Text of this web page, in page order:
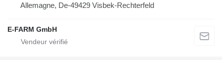
Allemagne, De-49429 Visbek-Rechterfeld
E-FARM GmbH